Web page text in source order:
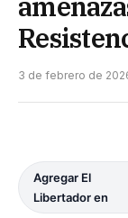
3 de febrero de
Agregar El
Libertador en